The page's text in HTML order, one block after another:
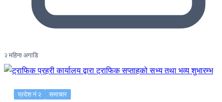
२ महिना अगाडि
प्रदेश नं २ समाचार